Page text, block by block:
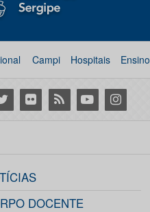
Campi Hospitais Ensino
Flickr RSS YoutubeInstagram
DOCENTE